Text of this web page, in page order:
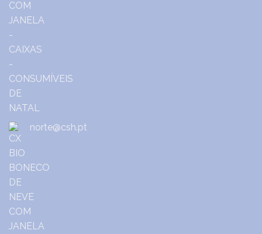
norte@csh.pt